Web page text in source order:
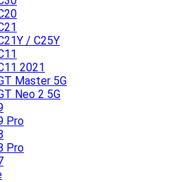
/ C25Y
2021
Master 5G
Neo 2 5G
Pro
Pro